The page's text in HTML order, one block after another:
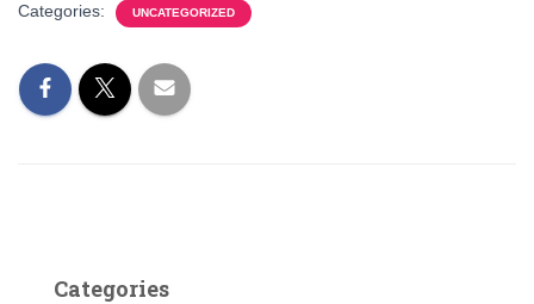
Categories: UNCATEGORIZED
Categories